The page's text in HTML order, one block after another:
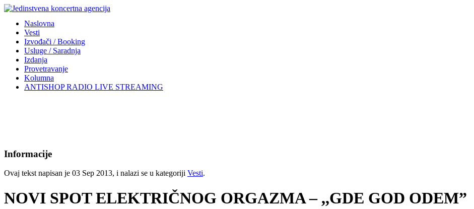
Naslovna
Vesti
Izvođači / Booking
Usluge / Saradnja
Izdanja
Provetravanje
Kolumna
ANTISHOP RADIO LIVE STREAMING
Informacije
Ovaj tekst napisan je 03 Sep 2013, i nalazi se u kategoriji Vesti.
NOVI SPOT ELEKTRIČNOG ORGAZMA – ,,GDE GOD ODEM”